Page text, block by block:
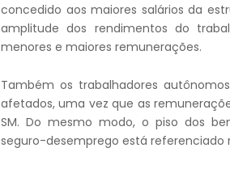
concedido aos maiores salários da
amplitude dos rendimentos do
menores e maiores remunerações.
Também os trabalhadores
afetados, uma vez que as
SM. Do mesmo modo, o piso dos
seguro-desemprego está referenciado